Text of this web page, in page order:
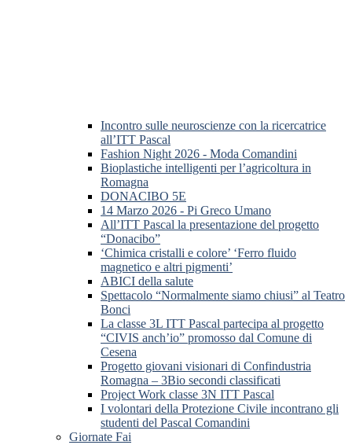
Incontro sulle neuroscienze con la ricercatrice
all’ITT Pascal
Fashion Night 2026 - Moda Comandini
Bioplastiche intelligenti per l’agricoltura in
Romagna
DONACIBO 5E
14 Marzo 2026 - Pi Greco Umano
All’ITT Pascal la presentazione del progetto
“Donacibo”
‘Chimica cristalli e colore’ ‘Ferro fluido
magnetico e altri pigmenti’
ABICI della salute
Spettacolo “Normalmente siamo chiusi” al Teatro
Bonci
La classe 3L ITT Pascal partecipa al progetto
“CIVIS anch’io” promosso dal Comune di
Cesena
Progetto giovani visionari di Confindustria
Romagna – 3Bio secondi classificati
Project Work classe 3N ITT Pascal
I volontari della Protezione Civile incontrano gli
studenti del Pascal Comandini
Giornate Fai